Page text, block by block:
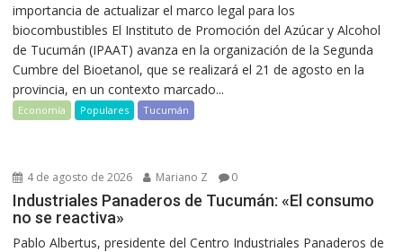
importancia de actualizar el marco legal para los
biocombustibles El Instituto de Promoción del Azúcar y Alcohol
de Tucumán (IPAAT) avanza en la organización de la Segunda
Cumbre del Bioetanol, que se realizará el 21 de agosto en la
provincia, en un contexto marcado...
Economía Populares Tucumán
4 de agosto de 2026 Mariano Z 0
Industriales Panaderos de Tucumán: «El consumo
no se reactiva»
Pablo Albertus, presidente del Centro Industriales Panaderos de